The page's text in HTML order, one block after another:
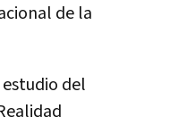
de la
del